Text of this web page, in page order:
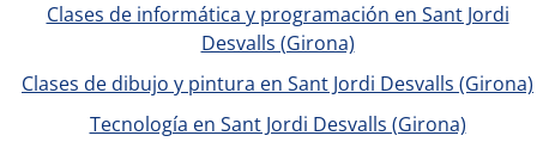
Clases de informática y programación en Sant Jordi
Desvalls (Girona)
Clases de dibujo y pintura en Sant Jordi Desvalls (Girona)
Tecnología en Sant Jordi Desvalls (Girona)